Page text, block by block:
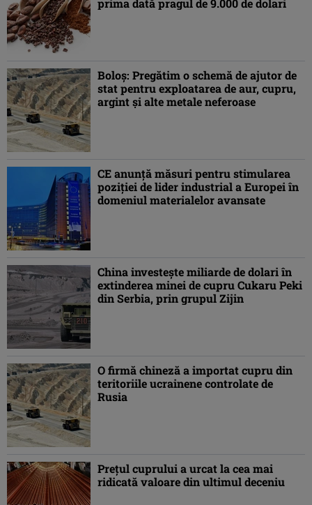
prima dată pragul de 9.000 de dolari
Boloş: Pregătim o schemă de ajutor de
stat pentru exploatarea de aur, cupru,
argint şi alte metale neferoase
CE anunţă măsuri pentru stimularea
poziţiei de lider industrial a Europei în
domeniul materialelor avansate
China investeşte miliarde de dolari în
extinderea minei de cupru Cukaru Peki
din Serbia, prin grupul Zijin
O firmă chineză a importat cupru din
teritoriile ucrainene controlate de
Rusia
Preţul cuprului a urcat la cea mai
ridicată valoare din ultimul deceniu